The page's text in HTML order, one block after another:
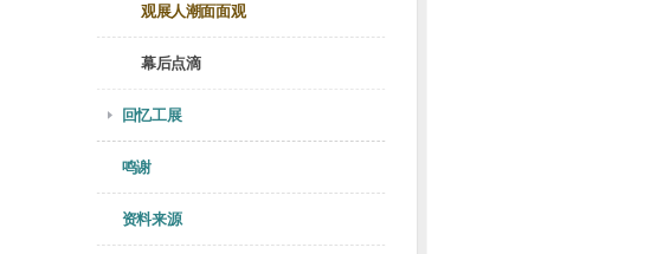
观展人潮面面观
幕后点滴
回忆工展
鸣谢
资料来源